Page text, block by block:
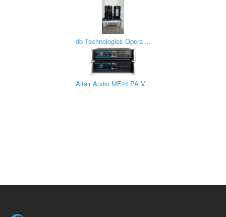
db Technologies Opera ...
Altair Audio MF24 PA V...